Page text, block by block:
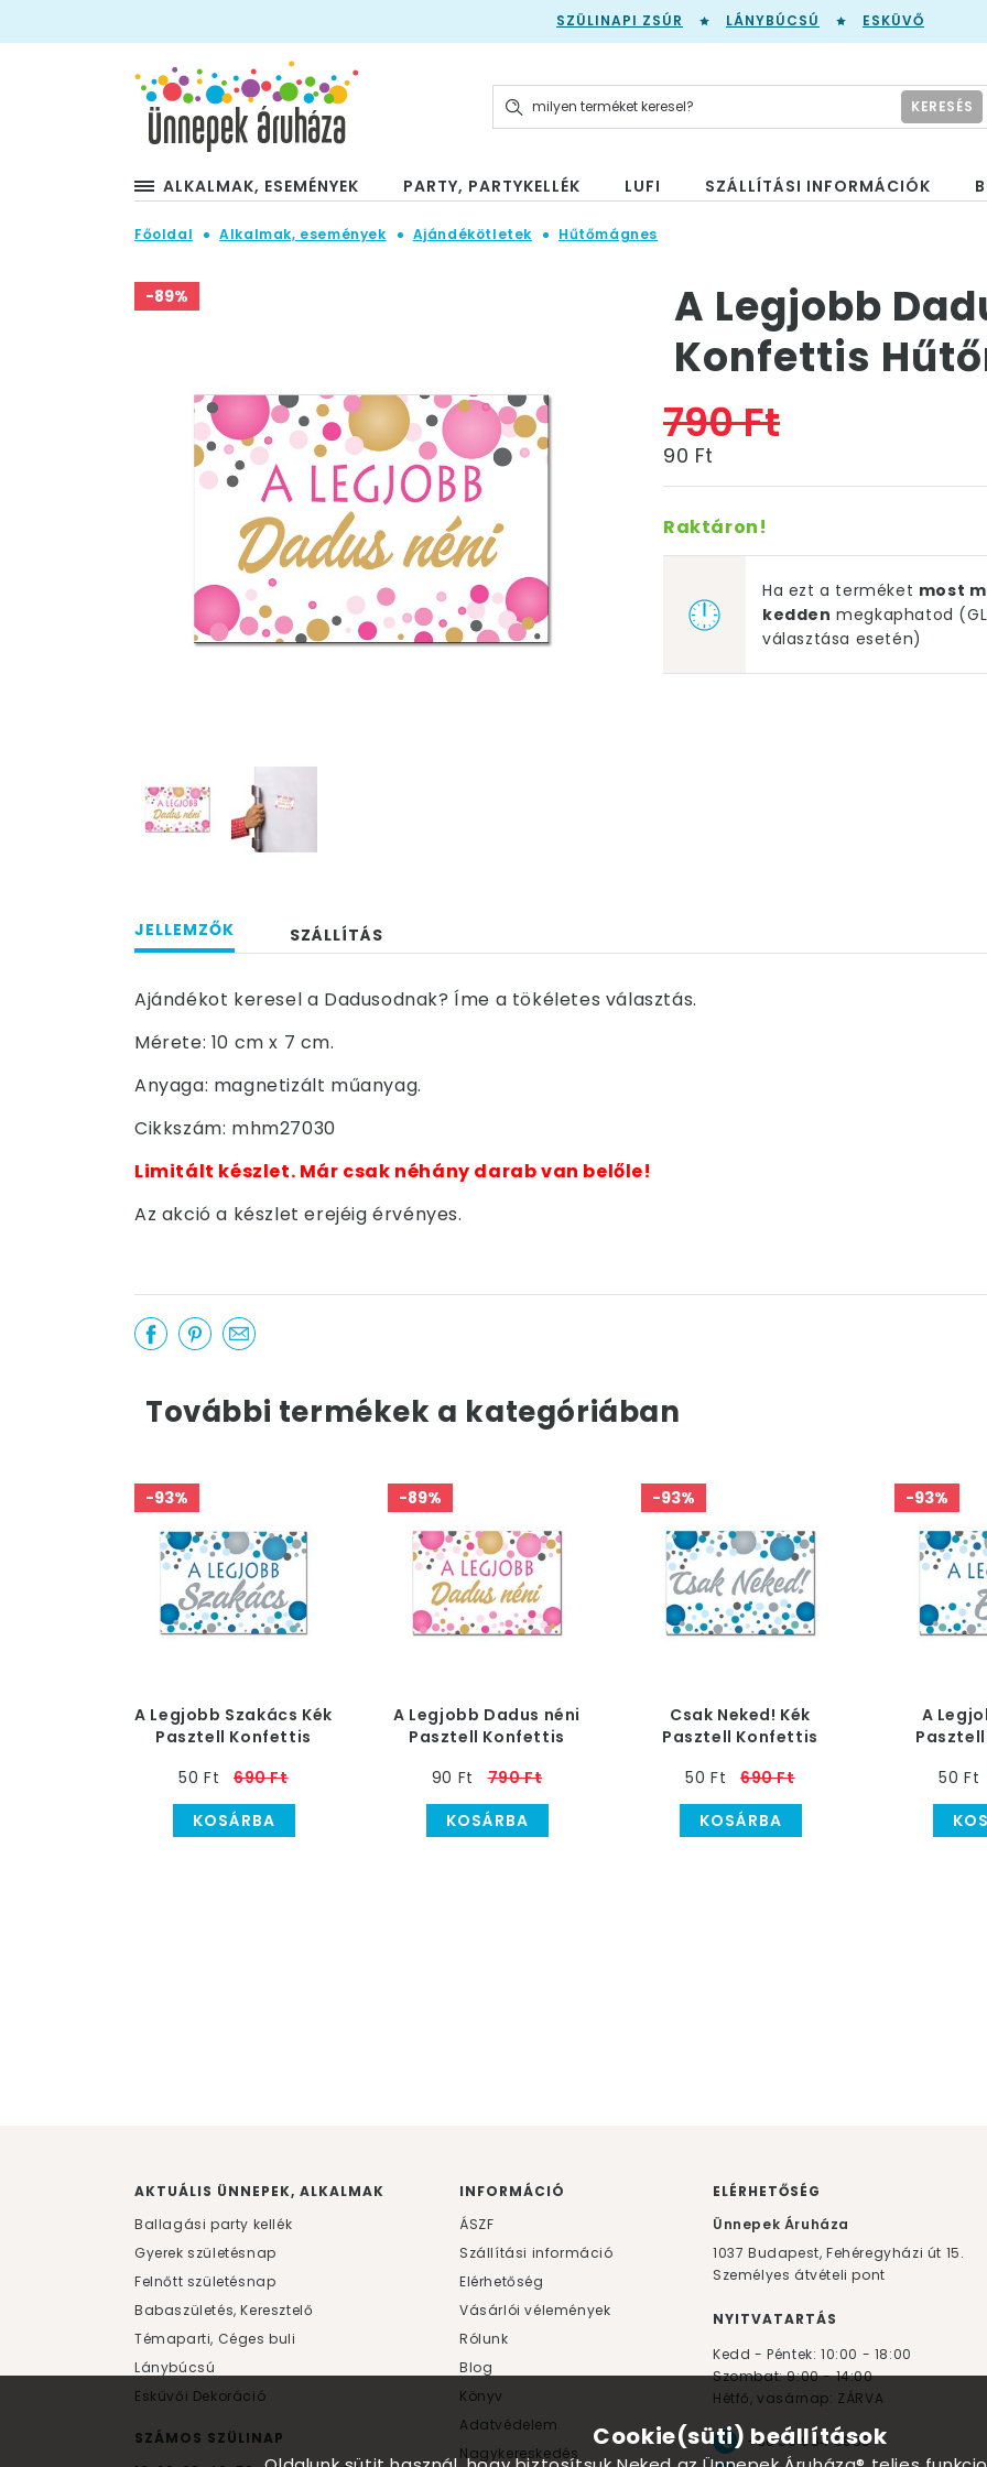
SZÜLINAPI ZSÚR LÁNYBÚCSÚ ESKÜVŐ
KERESÉS
ALKALMAK, ESEMÉNYEK PARTY, PARTYKELLÉK LUFI SZÁLLÍTÁSI INFORMÁCIÓK
Főoldal Alkalmak, események Ajándékötletek Hűtőmágnes
-89%
A Legjobb
Konfettis
790 Ft
90 Ft
Raktáron!
Ha ezt a terméket most
kedden megkaphatod
választása esetén)
JELLEMZŐK SZÁLLÍTÁS
Ajándékot keresel a Dadusodnak? Íme a tökéletes választás.
Mérete: 10 cm x 7 cm.
Anyaga: magnetizált műanyag.
Cikkszám: mhm27030
Limitált készlet. Már csak néhány darab van belőle!
Az akció a készlet erejéig érvényes.
További termékek a kategóriában
-93%
A Legjobb Szakács Kék
Pasztell Konfettis
50 Ft
690 Ft
KOSÁRBA
-89%
A Legjobb Dadus néni
Pasztell Konfettis
90 Ft
790 Ft
KOSÁRBA
-93%
Csak Neked! Kék
Pasztell Konfettis
50 Ft
690 Ft
KOSÁRBA
-93%
A
50 Ft
AKTUÁLIS ÜNNEPEK, ALKALMAK
Ballagási party kellék
Gyerek születésnap
Felnőtt születésnap
Babaszületés, Keresztelő
Témaparti, Céges buli
Lánybúcsú
Esküvői Dekoráció
SZÁMOS SZÜLINAP
INFORMÁCIÓ
ÁSZF
Szállítási információ
Elérhetőség
Vásárlói vélemények
Rólunk
Blog
Könyv
Adatvédelem
Nagykereskedés
ELÉRHETŐSÉG
Ünnepek Áruháza
1037 Budapest, Fehéregyházi út 15.
Személyes átvételi pont
NYITVATARTÁS
Kedd - Péntek: 10:00 - 18:00
Szombat: 9:00 - 14:00
Hétfő, vasárnap: ZÁRVA
+36 30 984 6955
Cookie(süti) beállítások